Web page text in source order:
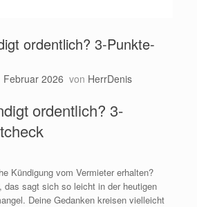
ordentlich? 3-Punkte-
Februar 2026 von HerrDenis
ordentlich? 3-
Kündigung vom Vermieter erhalten?
das sagt sich so leicht in der heutigen
Deine Gedanken kreisen vielleicht